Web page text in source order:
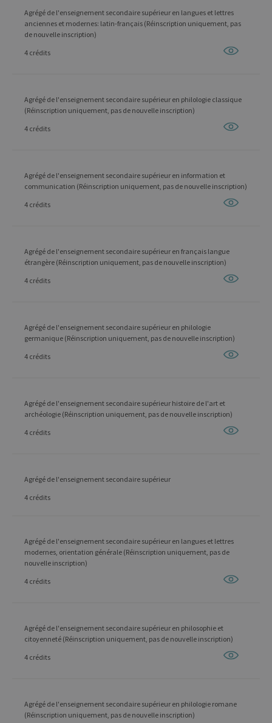
Agrégé de l'enseignement secondaire supérieur en langues et lettres
anciennes et modernes: latin-français (Réinscription uniquement, pas
de nouvelle inscription)
4 crédits
Agrégé de l'enseignement secondaire supérieur en philologie classique
(Réinscription uniquement, pas de nouvelle inscription)
4 crédits
Agrégé de l'enseignement secondaire supérieur en information et
communication (Réinscription uniquement, pas de nouvelle inscription)
4 crédits
Agrégé de l'enseignement secondaire supérieur en français langue
étrangère (Réinscription uniquement, pas de nouvelle inscription)
4 crédits
Agrégé de l'enseignement secondaire supérieur en philologie
germanique (Réinscription uniquement, pas de nouvelle inscription)
4 crédits
Agrégé de l'enseignement secondaire supérieur histoire de l'art et
archéologie (Réinscription uniquement, pas de nouvelle inscription)
4 crédits
Agrégé de l'enseignement secondaire supérieur
4 crédits
Agrégé de l'enseignement secondaire supérieur en langues et lettres
modernes, orientation générale (Réinscription uniquement, pas de
nouvelle inscription)
4 crédits
Agrégé de l'enseignement secondaire supérieur en philosophie et
citoyenneté (Réinscription uniquement, pas de nouvelle inscription)
4 crédits
Agrégé de l'enseignement secondaire supérieur en philologie romane
(Réinscription uniquement, pas de nouvelle inscription)